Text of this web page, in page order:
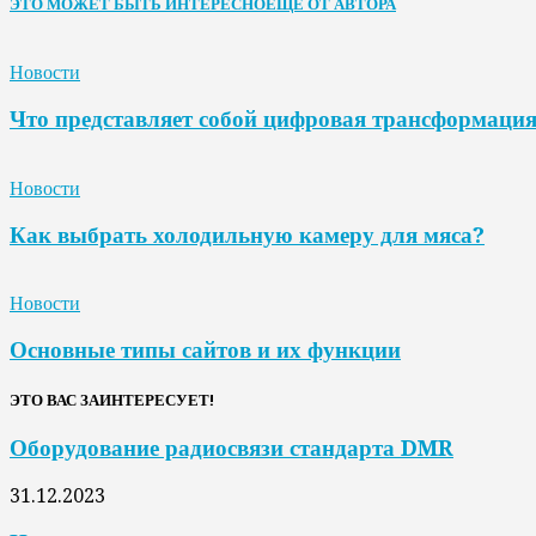
ЭТО МОЖЕТ БЫТЬ ИНТЕРЕСНОЕЩЕ ОТ АВТОРА
Новости
Что представляет собой цифровая
Новости
Как выбрать холодильную камеру для мяса?
Новости
Основные типы сайтов и их функции
ЭТО ВАС ЗАИНТЕРЕСУЕТ!
Оборудование радиосвязи стандарта DMR
31.12.2023